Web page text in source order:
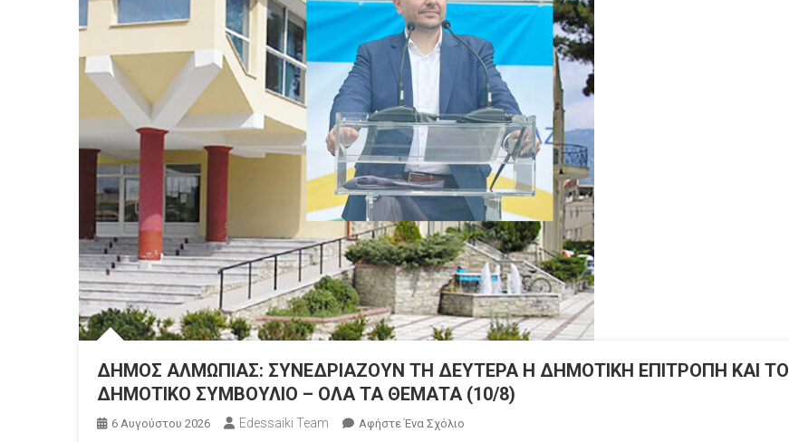
ΔΗΜΟΣ ΑΛΜΩΠΙΑΣ: ΣΥΝΕΔΡΙΑΖΟΥΝ ΤΗ ΔΕΥΤΕΡΑ H ΔΗΜΟΤΙΚΗ ΕΠΙΤΡΟΠΗ ΚΑΙ ΤΟ
ΔΗΜΟΤΙΚΟ ΣΥΜΒΟΥΛΙΟ – ΟΛΑ ΤΑ ΘΕΜΑΤΑ (10/8)
6 Αυγούστου 2026 Edessaiki Team Αφήστε Ένα Σχόλιο